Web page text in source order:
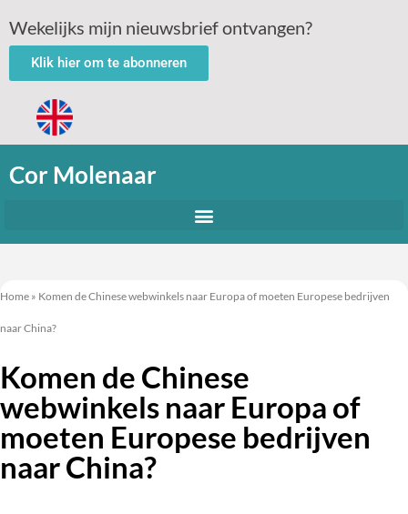
Wekelijks mijn nieuwsbrief ontvangen?
Klik hier om te abonneren
Cor Molenaar
Home » Komen de Chinese webwinkels naar Europa of moeten Europese bedrijven
naar China?
Komen de Chinese
webwinkels naar Europa of
moeten Europese bedrijven
naar China?